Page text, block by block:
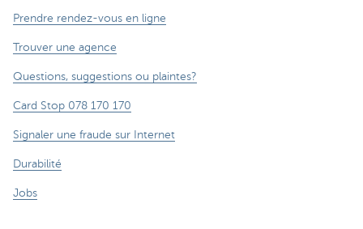
Prendre rendez-vous en ligne
Trouver une agence
Questions, suggestions ou plaintes?
Card Stop 078 170 170
Signaler une fraude sur Internet
Durabilité
Jobs